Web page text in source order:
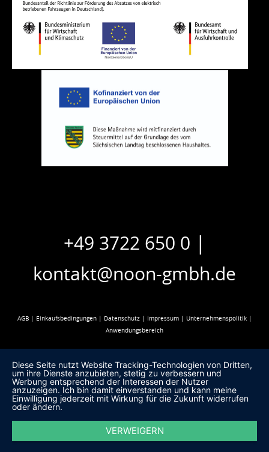
+49 3722 650 0 |
kontakt@noon-gmbh.de
AGB| Einkaufsbedingungen| Datenschutz| Impressum| Unternehmenspolitik
Anwendungsbereich
Diese Seite nutzt Website Tracking-Technologien von Dritten,
um ihre Dienste anzubieten, stetig zu verbessern und
Werbung entsprechend der Interessen der Nutzer
anzuzeigen. Ich bin damit einverstanden und kann meine
Einwilligung jederzeit mit Wirkung für die Zukunft widerrufen
oder ändern.
VERWEIGERN